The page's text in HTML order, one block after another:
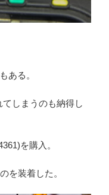
ある。
しまうのも納得し
を購入。
を装着した。